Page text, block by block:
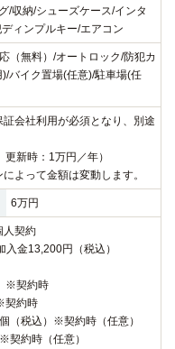
/収納/シューズケース/インタ
ィンプルキー/エアコン
（無料）/オートロック/防犯カ
バイク置場(任意)/駐車場(任
会社利用が必須となり、別途
新時：1万円／年）
よって金額は変動します。
6万円
人契約
金13,200円（税込）
※契約時
契約時
（税込）※契約時（任意）
契約時（任意）